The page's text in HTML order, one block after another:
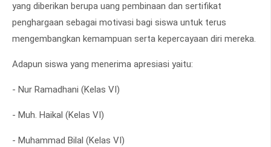
yang diberikan berupa uang pembinaan dan sertifikat
penghargaan sebagai motivasi bagi siswa untuk terus
mengembangkan kemampuan serta kepercayaan diri mereka.
Adapun siswa yang menerima apresiasi yaitu:
- Nur Ramadhani (Kelas VI)
- Muh. Haikal (Kelas VI)
- Muhammad Bilal (Kelas VI)